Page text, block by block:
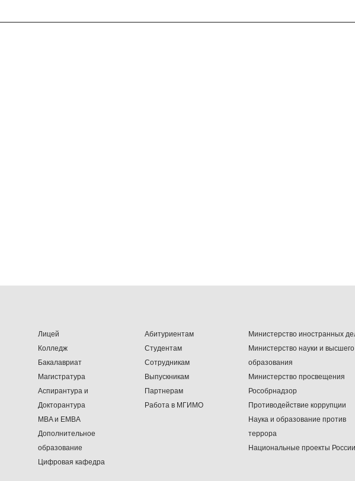
Лицей
Колледж
Бакалавриат
Магистратура
Аспирантура и
Докторантура
MBA и EMBA
Дополнительное
образование
Цифровая кафедра
Абитуриентам
Студентам
Сотрудникам
Выпускникам
Партнерам
Работа в МГИМО
Министерство иностранных
Министерство науки и высшего
образования
Министерство просвещения
Рособрнадзор
Противодействие коррупции
Наука и образование против
террора
Национальные проекты России